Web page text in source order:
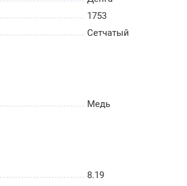
1753
Сетчатый
Медь
8.19